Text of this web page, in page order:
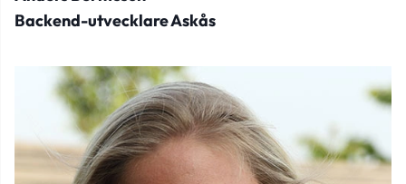
Backend-utvecklare Askås